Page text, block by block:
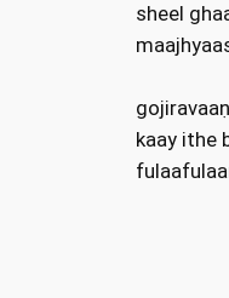
sheel
kaay ithe